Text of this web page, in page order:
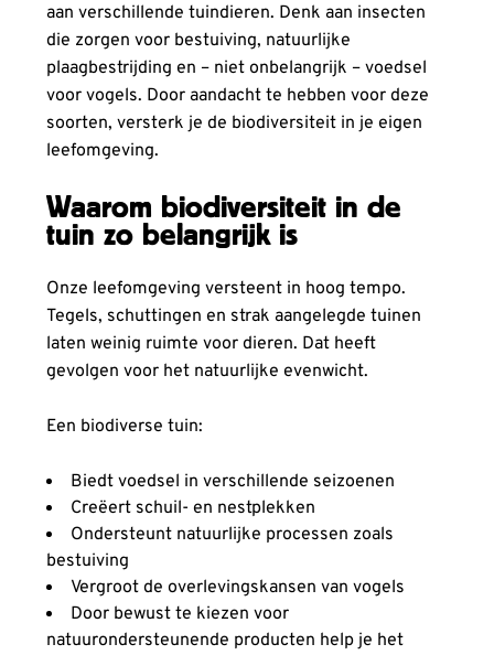
aan verschillende tuindieren. Denk aan insecten
die zorgen voor bestuiving, natuurlijke
plaagbestrijding en – niet onbelangrijk – voedsel
voor vogels. Door aandacht te hebben voor deze
soorten, versterk je de biodiversiteit in je eigen
leefomgeving.
Waarom biodiversiteit in de
tuin zo belangrijk is
Onze leefomgeving versteent in hoog tempo.
Tegels, schuttingen en strak aangelegde tuinen
laten weinig ruimte voor dieren. Dat heeft
gevolgen voor het natuurlijke evenwicht.
Een biodiverse tuin:
Biedt voedsel in verschillende seizoenen
Creëert schuil- en nestplekken
Ondersteunt natuurlijke processen zoals
bestuiving
Vergroot de overlevingskansen van vogels
Door bewust te kiezen voor
natuurondersteunende producten help je het